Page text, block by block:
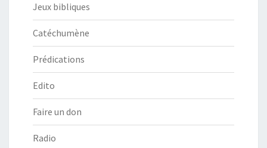
Jeux bibliques
Catéchumène
Prédications
Edito
Faire un don
Radio